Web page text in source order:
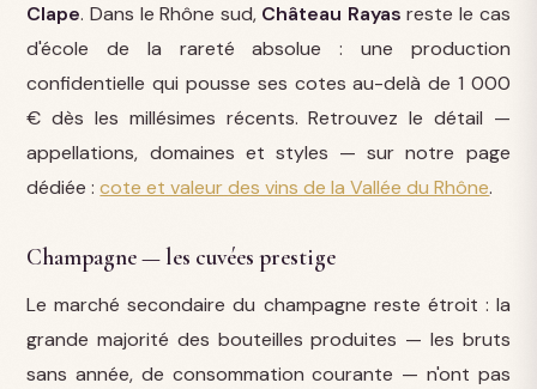
Clape. Dans le Rhône sud, Château Rayas reste le cas
d'école de la rareté absolue : une production
confidentielle qui pousse ses cotes au-delà de 1 000
€ dès les millésimes récents. Retrouvez le détail —
appellations, domaines et styles — sur notre page
dédiée :cote et valeur des vins de la Vallée du Rhône.
Champagne — les cuvées prestige
Le marché secondaire du champagne reste étroit : la
grande majorité des bouteilles produites — les bruts
sans année, de consommation courante — n'ont pas